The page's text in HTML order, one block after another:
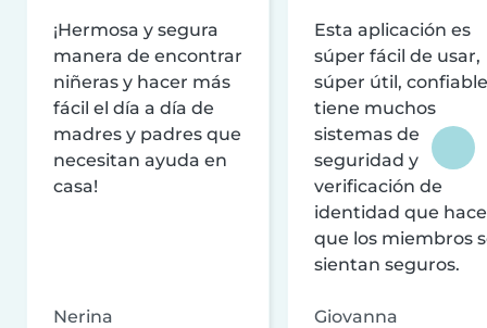
¡Hermosa y segura
manera de encontrar
niñeras y hacer más
fácil el día a día de
madres y padres que
necesitan ayuda en
casa!
Nerina
Esta aplicación es
súper fácil de usar,
súper útil,
tiene muchos
sistemas de
seguridad y
verificación de
identidad que
que los miembros
sientan seguros.
Giovanna